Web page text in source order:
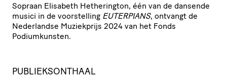
Sopraan Elisabeth Hetherington, één van de dansende
musici in de voorstelling EUTERPIANS, ontvangt de
Nederlandse Muziekprijs 2024 van het Fonds
Podiumkunsten.
PUBLIEKSONTHAAL